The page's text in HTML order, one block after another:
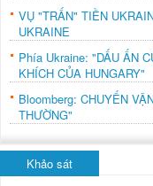
VỤ "TRẤN" TIỀN
UKRAINE
Phía Ukraine: "DẤU ẤN
KHÍCH CỦA HUNGARY"
Bloomberg: CHUYẾN
THƯỜNG"
Khảo sát